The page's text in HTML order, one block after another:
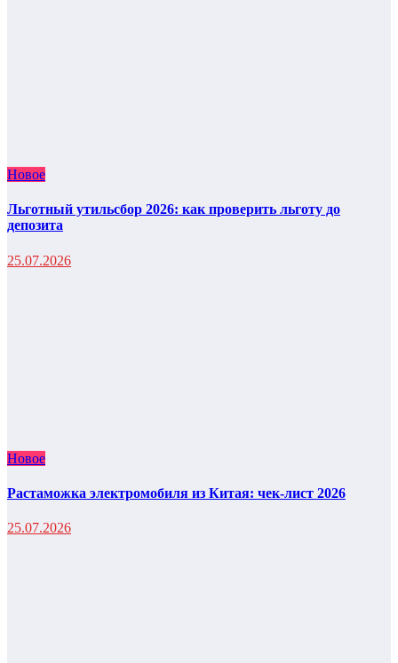
Новое
Льготный утильсбор 2026: как проверить льготу до
депозита
25.07.2026
Новое
Растаможка электромобиля из Китая: чек-лист 2026
25.07.2026